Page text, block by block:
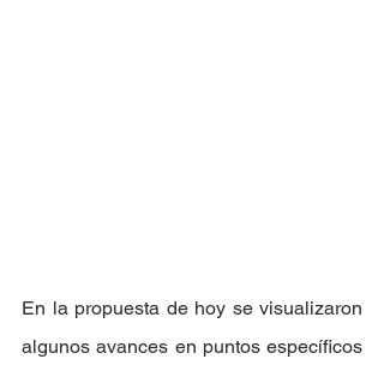
En la propuesta de hoy se visualizaron
algunos avances en puntos específicos